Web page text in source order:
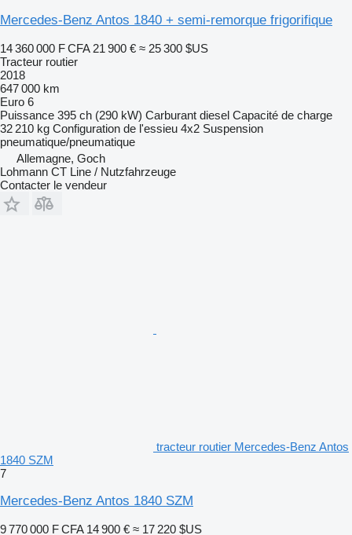
Mercedes-Benz Antos 1840 + semi-remorque frigorifique
14 360 000 F CFA 21 900 € ≈ 25 300 $US
Tracteur routier
2018
647 000 km
Euro 6
Puissance 395 ch (290 kW) Carburant diesel Capacité de charge
32 210 kg Configuration de l'essieu 4x2 Suspension
pneumatique/pneumatique
Allemagne, Goch
Lohmann CT Line / Nutzfahrzeuge
Contacter le vendeur
tracteur routier Mercedes-Benz Antos
1840 SZM
7
Mercedes-Benz Antos 1840 SZM
9 770 000 F CFA 14 900 € ≈ 17 220 $US